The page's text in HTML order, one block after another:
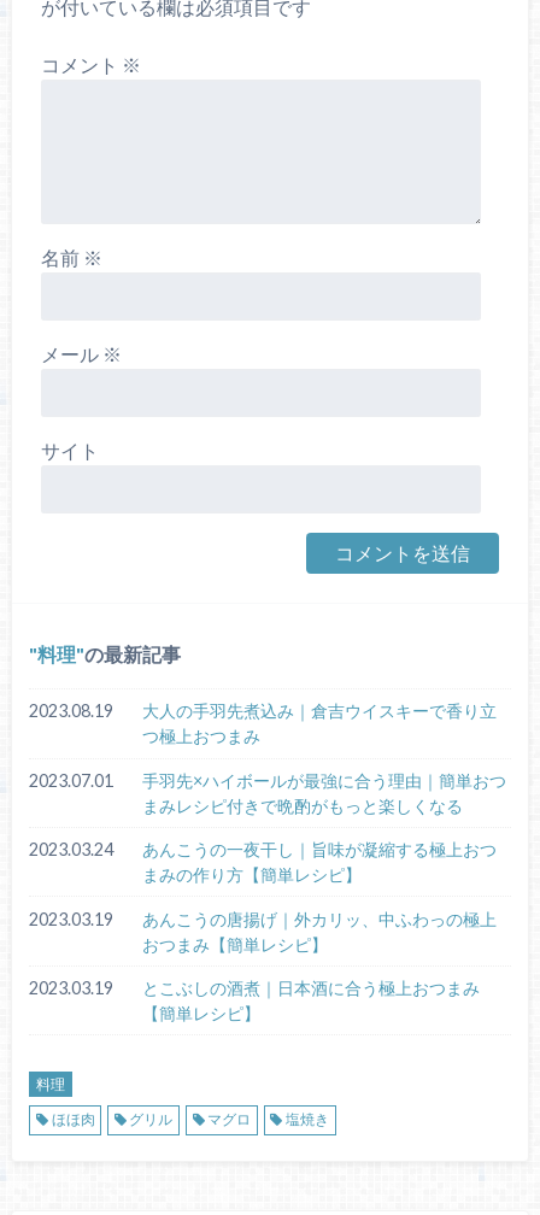
が付いている欄は必須項目です
コメント ※
名前 ※
メール ※
サイト
料理 の最新記事
2023.08.19
大人の手羽先煮込み｜倉吉ウイスキーで香り立
つ極上おつまみ
2023.07.01
手羽先×ハイボールが最強に合う理由｜簡単おつ
まみレシピ付きで晩酌がもっと楽しくなる
2023.03.24
あんこうの一夜干し｜旨味が凝縮する極上おつ
まみの作り方【簡単レシピ】
2023.03.19
あんこうの唐揚げ｜外カリッ、中ふわっの極上
おつまみ【簡単レシピ】
2023.03.19
とこぶしの酒煮｜日本酒に合う極上おつまみ
【簡単レシピ】
料理
ほほ肉
グリル マグロ 塩焼き